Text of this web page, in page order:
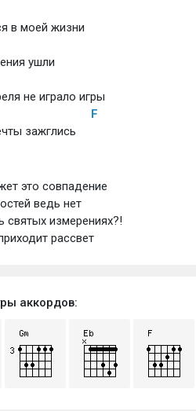
в моей жизни
ушли
не играло игры
F
зажглись
это совпадение
ведь нет
святых измерениях?!
рассвет
аккордов: